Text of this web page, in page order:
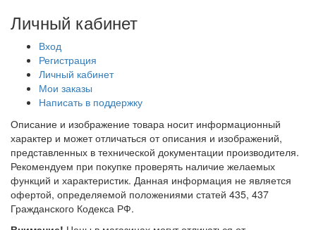
Личный кабинет
Вход
Регистрация
Личный кабинет
Мои заказы
Написать в поддержку
Описание и изображение товара носит информационный
характер и может отличаться от описания и изображений,
представленных в технической документации производителя.
Рекомендуем при покупке проверять наличие желаемых
функций и характеристик. Данная информация не является
офертой, определяемой положениями статей 435, 437
Гражданского Кодекса РФ.